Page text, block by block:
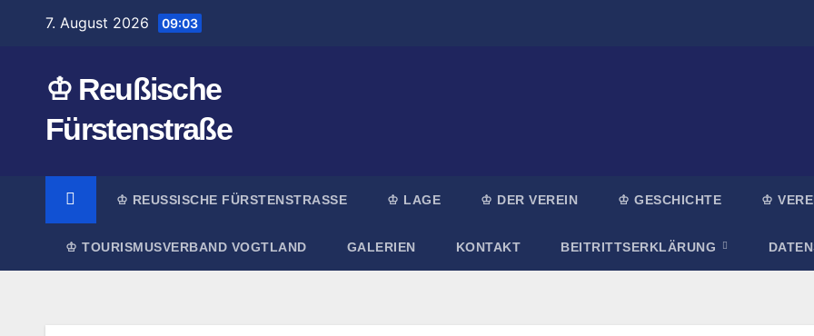
7. August 2026 09:03
♔ Reußische
Fürstenstraße
♔ REUSSISCHE FÜRSTENSTRASSE ♔ LAGE ♔ DER VEREIN ♔ GESCHICHTE ♔
♔ TOURISMUSVERBAND VOGTLAND GALERIEN KONTAKT BEITRITTSERKLÄRUNG